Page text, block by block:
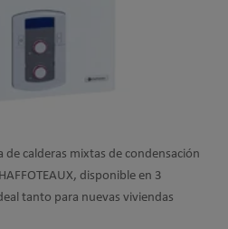
de calderas mixtas de condensación
disponible en 3
tanto para nuevas viviendas